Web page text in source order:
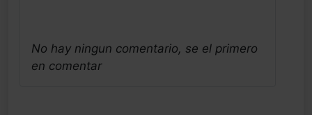
No hay ningun comentario, se el primero
en comentar